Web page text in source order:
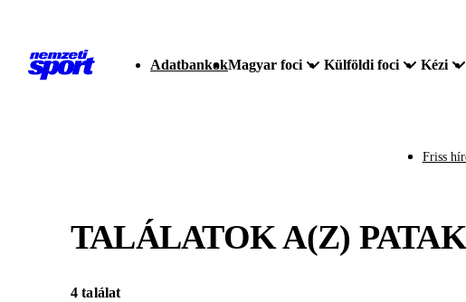
AdatbankokMagyar foci Külföldi foci Kézi
Friss
TALÁLATOK A(Z)
4 találat